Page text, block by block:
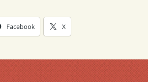
Facebook X